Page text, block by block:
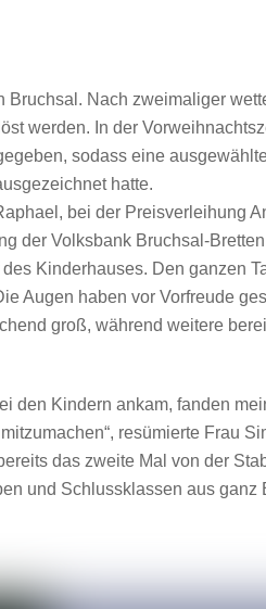
Nach zweimaliger
werden. In der
sodass eine
hatte.
bei der Preisverleihung
der Volksbank Bruchsal-
Kinderhauses. Den ganzen
Augen haben vor Vorfreude
groß, während weitere
den Kindern ankam, fanden
resümierte Frau
das zweite Mal von der
und Schlussklassen aus ganz